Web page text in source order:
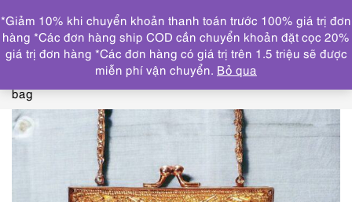
DANH MỤC
Trang chủ SẢN PHẨM MỚI CẬP NHẬT
3812-Túi đeo
chéo nhỏ đính cườm-Beading evening small crossbody
bag
*Giảm 10% khi chuyển khoản thanh toán trước 100% giá trị đơn
hàng *Các đơn hàng ship COD cần chuyển khoản đặt cọc 20%
giá trị đơn hàng *Các đơn hàng có giá trị trên 1.5 triệu sẽ được
miễn phí vận chuyển. Bỏ qua